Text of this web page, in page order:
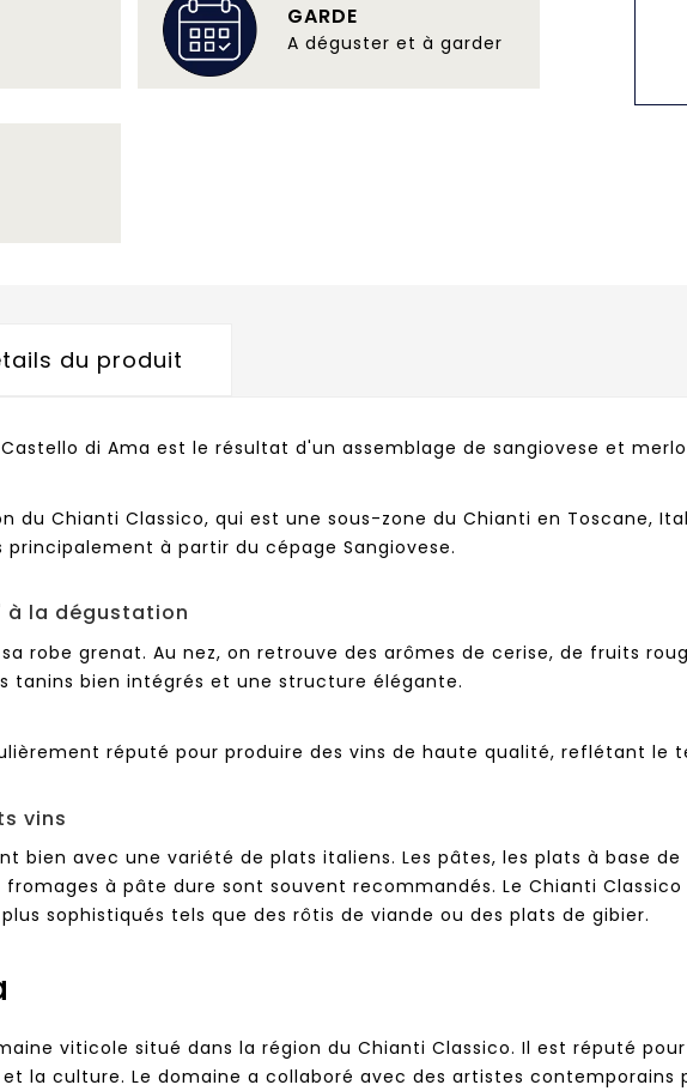
GARDE
A déguster et à garder
du produit
di Ama est le résultat d'un assemblage de sangiovese et
du Chianti Classico, qui est une sous-zone du Chianti en Toscane,
principalement à partir du cépage Sangiovese.
à la dégustation
robe grenat. Au nez, on retrouve des arômes de cerise, de fruits
tanins bien intégrés et une structure élégante.
réputé pour produire des vins de haute qualité, reflétant le
vins
bien avec une variété de plats italiens. Les pâtes, les plats à base
à pâte dure sont souvent recommandés. Le Chianti
sophistiqués tels que des rôtis de viande ou des plats de gibier.
viticole situé dans la région du Chianti Classico. Il est réputé
la culture. Le domaine a collaboré avec des artistes